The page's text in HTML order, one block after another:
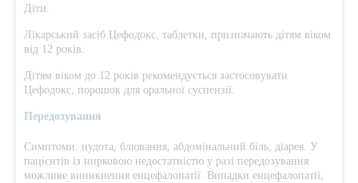
Діти.
Лікарський засіб Цефодокс, таблетки, призначають дітям віком
від 12 років.
Дітям віком до 12 років рекомендується застосовувати
Цефодокс, порошок для оральної суспензії.
Передозування
Симптоми: нудота, блювання, абдомінальний біль, діарея. У
пацієнтів із нирковою недостатністю у разі передозування
можливе виникнення енцефалопатії. Випадки енцефалопатії,